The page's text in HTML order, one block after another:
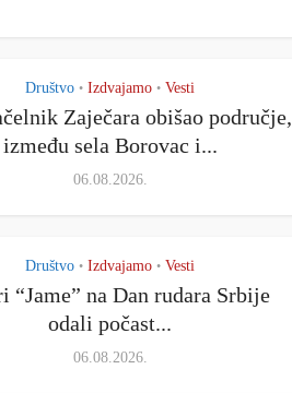
Društvo • Izdvajamo • Vesti
Zaječara obišao područje,
između sela Borovac i...
06.08.2026.
Društvo • Izdvajamo • Vesti
“Jame” na Dan rudara Srbije
odali počast...
06.08.2026.